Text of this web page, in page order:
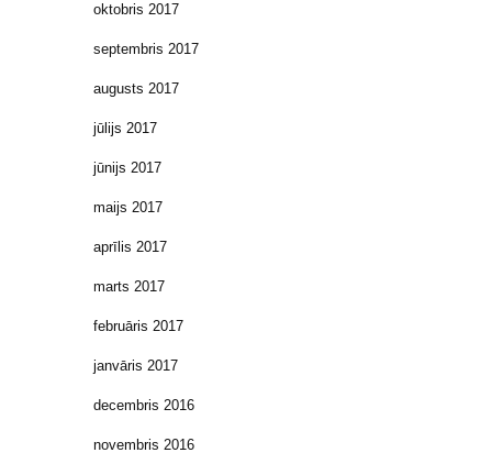
oktobris 2017
septembris 2017
augusts 2017
jūlijs 2017
jūnijs 2017
maijs 2017
aprīlis 2017
marts 2017
februāris 2017
janvāris 2017
decembris 2016
novembris 2016